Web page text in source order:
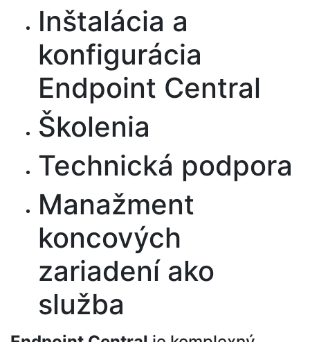
Inštalácia a
konfigurácia
Endpoint Central
Školenia
Technická podpora
Manažment
koncových
zariadení ako
služba